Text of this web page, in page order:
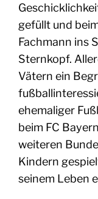
gefüllt und
Fachmann ins
Sternkopf.
Vätern ein
ehemaliger
beim FC
weiteren
Kindern
seinem Leben